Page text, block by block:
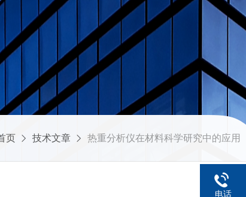
页 技术文章 热重分析仪在材料科学研究中的应用
电话